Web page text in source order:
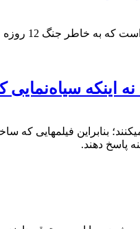
یکی از
اینکه سیاه‌نمایی
بنابراین فیلمهایی
پاسخ دهند.